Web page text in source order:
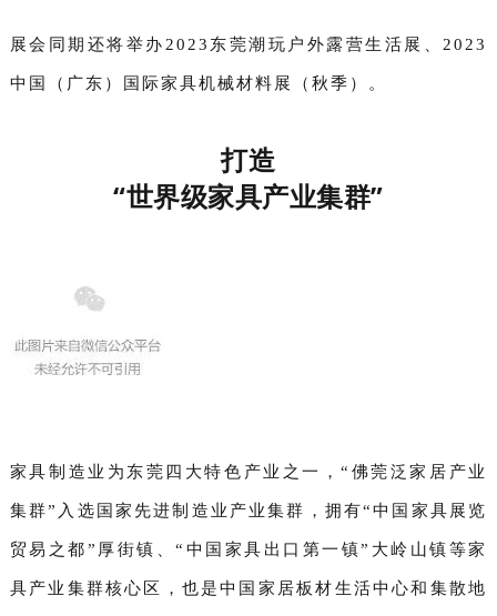
展会同期还将举办2023东莞潮玩户外露营生活展、2023
中国（广东）国际家具机械材料展（秋季）。
打造
“世界级家具产业集群”
家具制造业为东莞四大特色产业之一 ，“佛莞泛家居产业
集群”入选国家先进制造业产业集群，拥有“中国家具展览
贸易之都”厚街镇、“中国家具出口第一镇”大岭山镇等家
具产业集群核心区，也是中国家居板材生活中心和集散地